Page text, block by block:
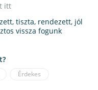
itt
tiszta, rendezett, jól
vissza fogunk
Érdekes